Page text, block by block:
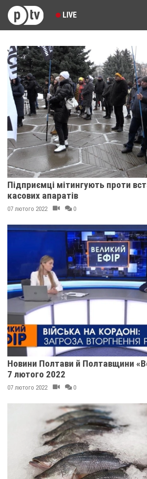
LIVE
Підприємці мітингують проти
касових апаратів
07 лютого 2022 0
Новини Полтави й Полтавщини
7 лютого 2022
07 лютого 2022 0